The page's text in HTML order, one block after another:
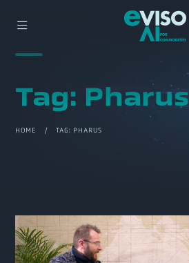
Tag: Pharus
HOME / TAG: PHARUS